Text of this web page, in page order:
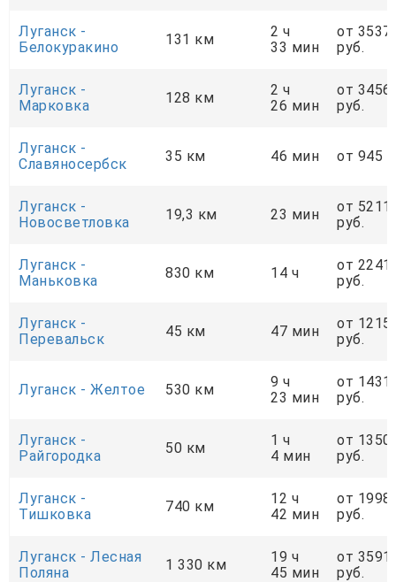
Луганск -
Белокуракино
131 км
2 ч
33 мин
от 3537
руб.
Луганск -
Марковка
128 км
2 ч
26 мин
от 3456
руб.
Луганск -
Славяносербск
35 км 46 мин от 945
Луганск -
Новосветловка
19,3 км 23 мин
от 5211
руб.
Луганск -
Маньковка
830 км 14 ч
от
руб.
Луганск -
Перевальск
45 км 47 мин
от 1215
руб.
Луганск - Желтое 530 км
9 ч
23 мин
от
руб.
Луганск -
Райгородка
50 км
1 ч
4 мин
от 1350
руб.
Луганск -
Тишковка
740 км
12 ч
42 мин
от
руб.
Луганск - Лесная
Поляна
1 330 км
19 ч
45 мин
от
руб.